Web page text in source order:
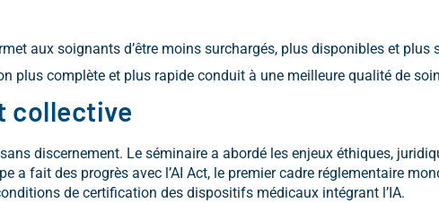
aux soignants d’être moins surchargés, plus disponibles et plus
plus complète et plus rapide conduit à une meilleure qualité de
collective
discernement. Le séminaire a abordé les enjeux éthiques,
a fait des progrès avec l’AI Act, le premier cadre réglementaire
de certification des dispositifs médicaux intégrant l’IA.